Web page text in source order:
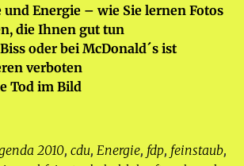
Energie – wie Sie lernen Fotos
die Ihnen gut tun
oder bei McDonald´s ist
verboten
Tod im Bild
2010, cdu, Energie, fdp, feinstaub,